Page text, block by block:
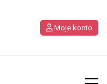
Moje konto